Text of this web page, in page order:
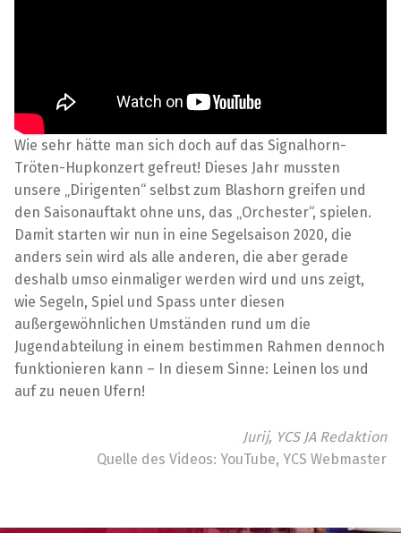
Wie sehr hätte man sich doch auf das Signalhorn-
Tröten-Hupkonzert gefreut! Dieses Jahr mussten
unsere „Dirigenten“ selbst zum Blashorn greifen und
den Saisonauftakt ohne uns, das „Orchester“, spielen.
Damit starten wir nun in eine Segelsaison 2020, die
anders sein wird als alle anderen, die aber gerade
deshalb umso einmaliger werden wird und uns zeigt,
wie Segeln, Spiel und Spass unter diesen
außergewöhnlichen Umständen rund um die
Jugendabteilung in einem bestimmen Rahmen dennoch
funktionieren kann – In diesem Sinne: Leinen los und
auf zu neuen Ufern!
Jurij, YCS JA Redaktion
Quelle des Videos: YouTube, YCS Webmaster
Post navigation